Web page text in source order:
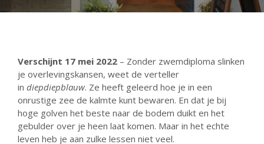
Smoelenboek
Stories of Belonging
Stichting De Luister
Vacatures
Steun ons
Verschijnt 17 mei 2022 – Zonder zwemdiploma slinken
je overlevingskansen, weet de verteller
in diepdiepblauw. Ze heeft geleerd hoe je in een
onrustige zee de kalmte kunt bewaren. En dat je bij
hoge golven het beste naar de bodem duikt en het
gebulder over je heen laat komen. Maar in het echte
leven heb je aan zulke lessen niet veel.